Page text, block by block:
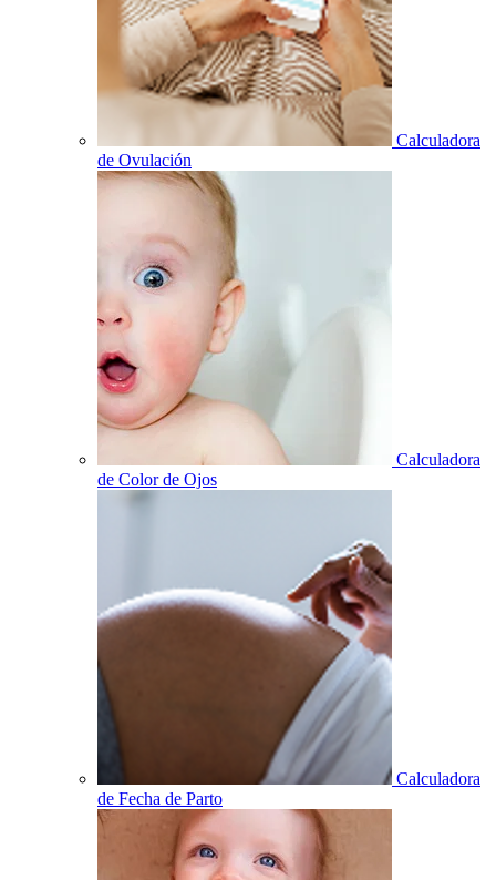
Calculadora
de Ovulación
Calculadora
de Color de Ojos
Calculadora
de Fecha de Parto